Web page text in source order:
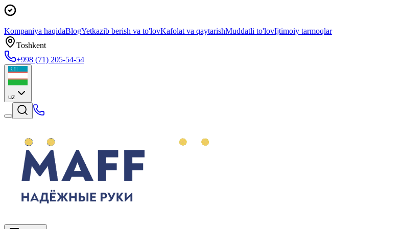
Kompaniya haqidaBlogYetkazib berish va to'lovKafolat va qaytarishMuddatli to'lovIjtimoiy tarmoqlar
Toshkent
+998 (71) 205-54-54
uz